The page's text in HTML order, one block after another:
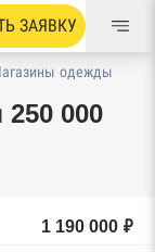
ЗАЯВКУ
одежды
250 000
1 190 000 ₽